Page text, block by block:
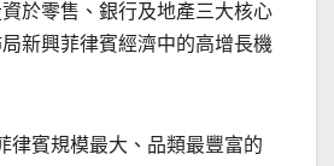
於零售、銀行及地產三大核心
新興菲律賓經濟中的高增長機
律賓規模最大、品類最豐富的